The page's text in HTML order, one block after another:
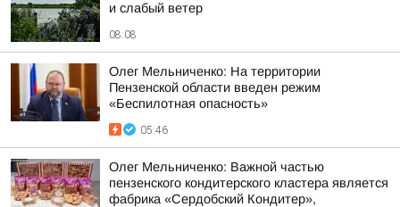
и слабый ветер
08:08
Олег Мельниченко: На территории
Пензенской области введен режим
«Беспилотная опасность»
05:46
Олег Мельниченко: Важной частью
пензенского кондитерского кластера является
фабрика «Сердобский Кондитер»,